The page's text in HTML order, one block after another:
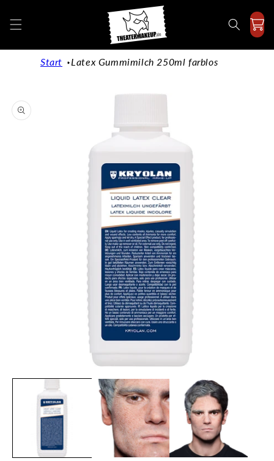
Inhalt
Start Latex Gummimilch 250ml farblos